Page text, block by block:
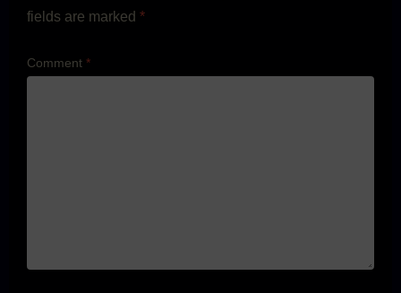
fields are marked *
Comment *